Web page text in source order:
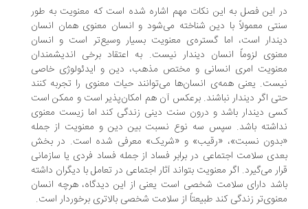
این فصل به این نکات مهم اشاره شده است که معنویت به طور
معمولاً با دین شناخته می‌شود و انسان معنوی همان انسان
است، اما گستره‌ی معنویت بسیار وسیع‌تر است و انسان
لزوماً انسان دیندار نیست. به اعتقاد برخی اندیشمندان
امری انسانی و مختص مذهب، دین و ایدئولوژی خاصی
یعنی همه‌ی انسان‌ها می‌توانند حیات معنوی را تجربه کنند
اگر دیندار نباشند. برعکس آن هم امکان‌پذیر است و ممکن است
دیندار باشد و درون سنت دینی زندگی کند اما زیست معنوی
باشد. سپس سه نوع نسبت بین دین و معنویت از جمله
نسبت»، «رقیب» و «شریک» معرفی شده است. در بخش
سلامت اجتماعی در برابر فساد از جمله فساد فردی یا سازمانی
می‌گیرد. اگر معنویت بتواند آثار اجتماعی در تعامل با دیگران داشته
دارای سلامت شخصی است یعنی از این دیدگاه، هرچه انسان
زندگی کند طبیعتاً از سلامت شخصی بالاتری برخوردار است.